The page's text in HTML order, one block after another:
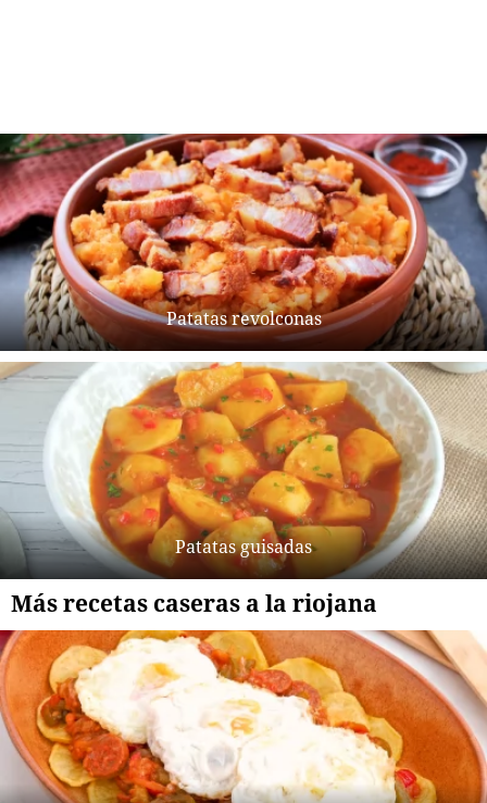
Patatas revolconas
Patatas guisadas
Más recetas caseras a la riojana